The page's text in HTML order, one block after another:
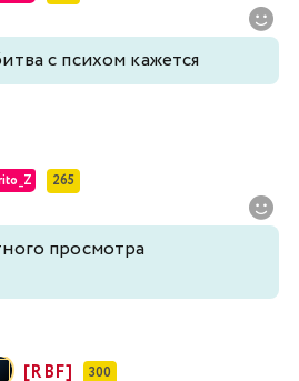
с психом кажется
265
просмотра
[RBF] 300